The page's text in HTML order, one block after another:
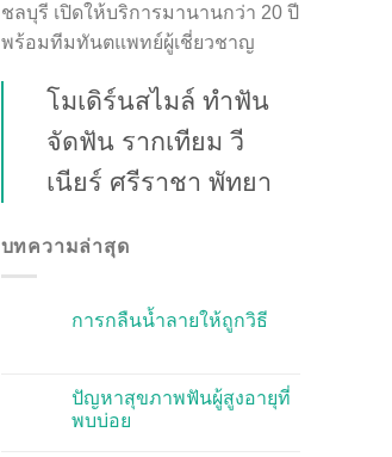
ชลบุรี เปิดให้บริการมานานกว่า 20 ปี
พร้อมทีมทันตแพทย์ผู้เชี่ยวชาญ
โมเดิร์นสไมล์ ทำฟัน
จัดฟัน รากเทียม วี
เนียร์ ศรีราชา พัทยา
บทความล่าสุด
การกลืนน้ำลายให้ถูกวิธี
ปัญหาสุขภาพฟันผู้สูงอายุที่
พบบ่อย